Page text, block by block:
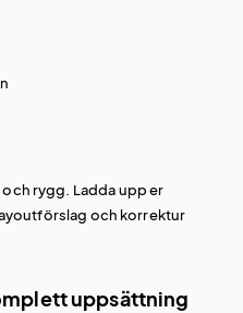
rygg. Ladda upp er
och korrektur
uppsättning